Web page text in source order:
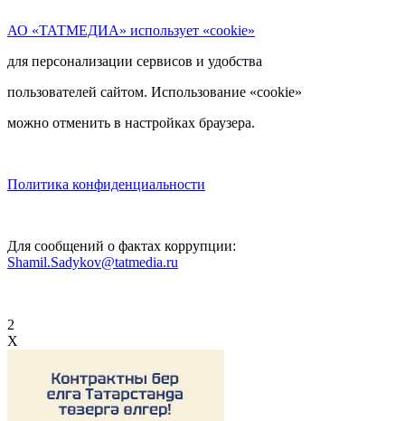
АО «ТАТМЕДИА» использует «cookie»
для персонализации сервисов и удобства
пользователей сайтом. Использование «cookie»
можно отменить в настройках браузера.
Политика конфиденциальности
Для сообщений о фактах коррупции:
Shamil.Sadykov@tatmedia.ru
2
X